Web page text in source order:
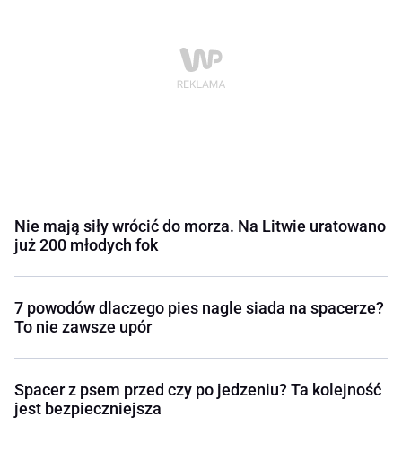
Nie mają siły wrócić do morza. Na Litwie uratowano
już 200 młodych fok
7 powodów dlaczego pies nagle siada na spacerze?
To nie zawsze upór
Spacer z psem przed czy po jedzeniu? Ta kolejność
jest bezpieczniejsza